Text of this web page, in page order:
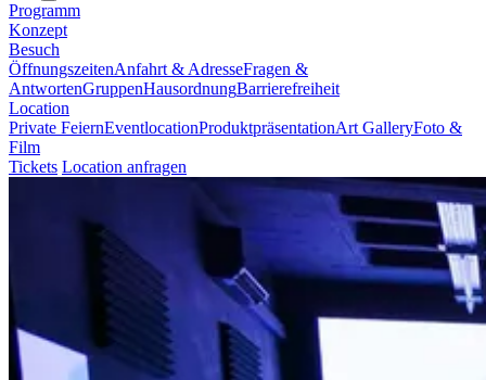
Programm
Konzept
Besuch
ÖffnungszeitenAnfahrt & AdresseFragen &
AntwortenGruppenHausordnungBarrierefreiheit
Location
Private FeiernEventlocationProduktpräsentationArt GalleryFoto &
Film
Tickets Location anfragen